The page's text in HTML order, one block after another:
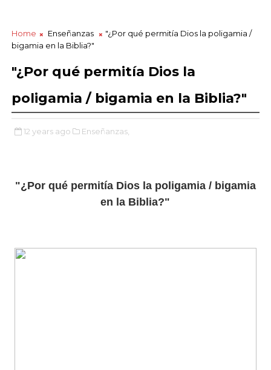
Home Enseñanzas
"¿Por qué permitía Dios la poligamia /
bigamia en la Biblia?"
"¿Por qué permitía Dios la
poligamia / bigamia en la Biblia?"
12 years ago Enseñanzas,
"¿Por qué permitía Dios la poligamia / bigamia
en la Biblia?"